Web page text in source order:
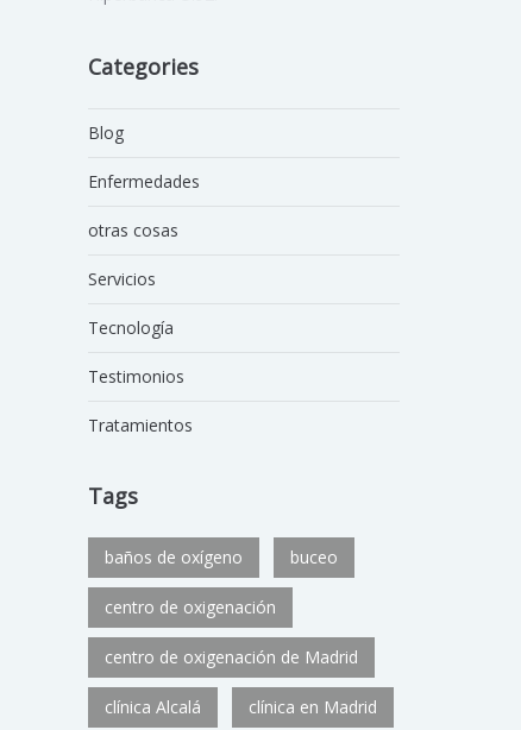
Categories
Blog
Enfermedades
otras cosas
Servicios
Tecnología
Testimonios
Tratamientos
Tags
baños de oxígeno buceo
centro de oxigenación
centro de oxigenación de Madrid
clínica Alcalá clínica en Madrid